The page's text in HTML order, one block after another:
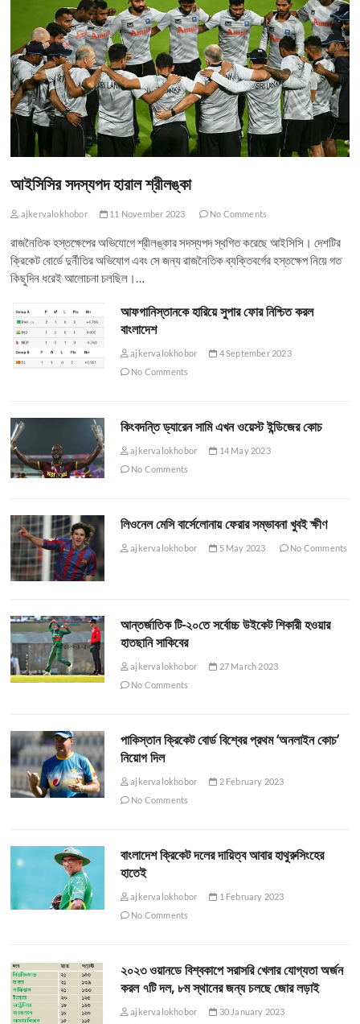
আইসিসির সদস্যপদ হারাল শ্রীলঙ্কা
ajkervalokhobor 11 November 2023 No Comments
রাজনৈতিক হস্তক্ষেপের অভিযোগে শ্রীলঙ্কার সদস্যপদ স্থগিত করেছে আইসিসি। দেশটির
ক্রিকেট বোর্ডে দুর্নীতির অভিযোগ এবং সে জন্য রাজনৈতিক ব্যক্তিবর্গের হস্তক্ষেপ নিয়ে গত
কিছুদিন ধরেই আলোচনা চলছিল।…
আফগানিস্তানকে হারিয়ে সুপার ফোর নিশ্চিত করল
বাংলাদেশ
ajkervalokhobor
4 September 2023
No Comments
কিংবদন্তি ড্যারেন সামি এখন ওয়েস্ট ইন্ডিজের কোচ
ajkervalokhobor
14 May 2023
No Comments
লিওনেল মেসি বার্সেলোনায় ফেরার সম্ভাবনা খুবই ক্ষীণ
ajkervalokhobor 5 May 2023 No Comments
আন্তর্জাতিক টি-২০তে সর্বোচ্চ উইকেট শিকারী হওয়ার
হাতছানি সাকিবের
ajkervalokhobor
27 March 2023
No Comments
পাকিস্তান ক্রিকেট বোর্ড বিশ্বের প্রথম ‘অনলাইন কোচ’
নিয়োগ দিল
ajkervalokhobor
2 February 2023
No Comments
বাংলাদেশ ক্রিকেট দলের দায়িত্ব আবার হাথুরুসিংহের
হাতেই
ajkervalokhobor
1 February 2023
No Comments
২০২৩ ওয়ানডে বিশ্বকাপে সরাসরি খেলার যোগ্যতা অর্জন
করল ৭টি দল, ৮ম স্থানের জন্য চলছে জোর লড়াই
ajkervalokhobor
30 January 2023